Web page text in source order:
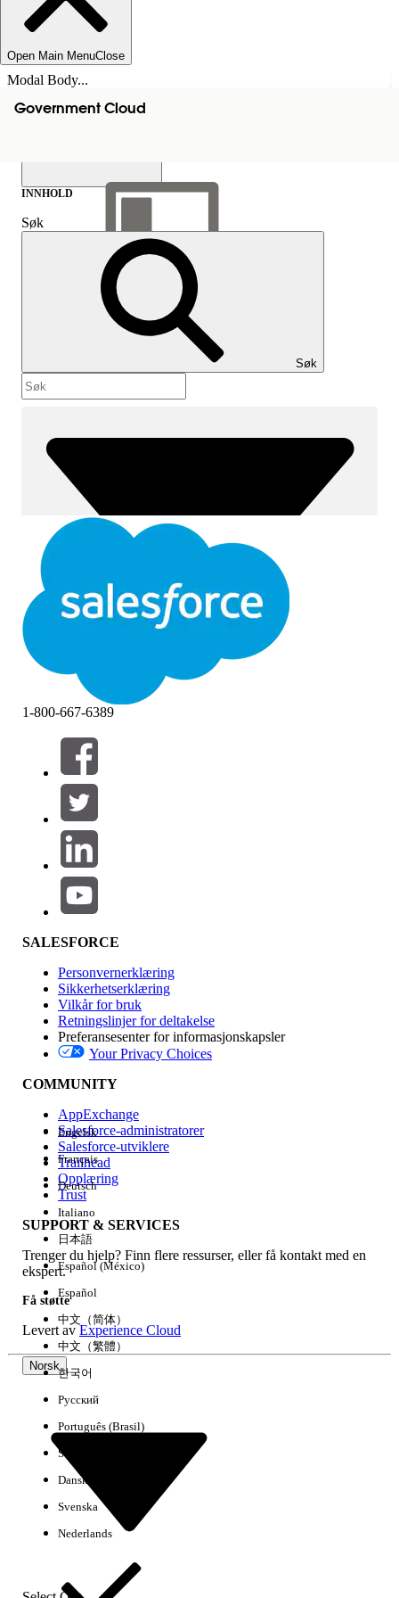
Open Main MenuClose
Modal Body...
Government Cloud
Vis innholdsfortegnelse
Innhold
INNHOLD
Søk
Søk
Filtre (0)
VELG FILTRE
Produktområde
Funksjonsinnvirkning
Utgave
Erfaring
Fjern alle Utført
Kontroller stavemåten i søkeordene.
1-800-667-6389
SALESFORCE
Personvernerklæring
Sikkerhetserklæring
Vilkår for bruk
Retningslinjer for deltakelse
Preferansesenter for informasjonskapsler
Your Privacy Choices
COMMUNITY
AppExchange
Salesforce-administratorer
Salesforce-utviklere
Trailhead
Opplæring
Trust
SUPPORT & SERVICES
Trenger du hjelp? Finn flere ressurser, eller få kontakt med en
ekspert.
Få støtte
Levert avExperience Cloud
Norsk
Engelsk
Français
Deutsch
Italiano
日本語
Español (México)
Español
中文（简体）
中文（繁體）
한국어
Русский
Português (Brasil)
Suomi
Dansk
Svenska
Nederlands